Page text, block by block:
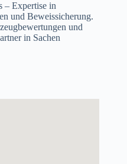
– Expertise in
und Beweissicherung.
und
in Sachen